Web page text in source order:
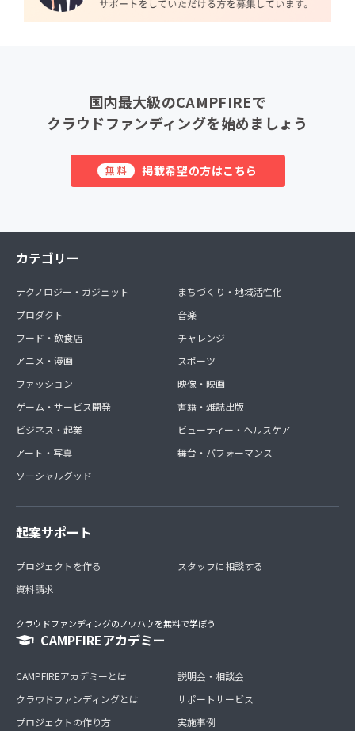
国内最大級のCAMPFIREで
クラウドファンディングを始めましょう
無料 掲載希望の方はこちら
カテゴリー
テクノロジー・ガジェット
プロダクト
フード・飲食店
アニメ・漫画
ファッション
ゲーム・サービス開発
ビジネス・起業
アート・写真
ソーシャルグッド
まちづくり・地域活性化
音楽
チャレンジ
スポーツ
映像・映画
書籍・雑誌出版
ビューティー・ヘルスケア
舞台・パフォーマンス
起案サポート
プロジェクトを作る
資料請求
スタッフに相談する
クラウドファンディングのノウハウを無料で学ぼう
CAMPFIREアカデミー
CAMPFIREアカデミーとは
クラウドファンディングとは
プロジェクトの作り方
説明会・相談会
サポートサービス
実施事例